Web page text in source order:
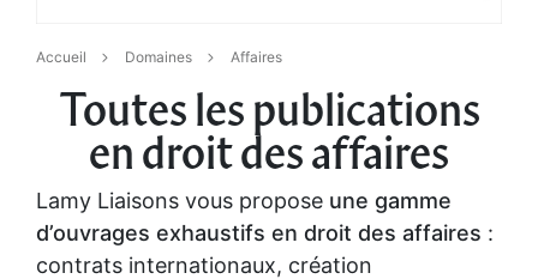
Accueil Domaines Affaires
Toutes les publications
en droit des affaires
Lamy Liaisons vous propose une gamme
d’ouvrages exhaustifs en droit des affaires :
contrats internationaux, création